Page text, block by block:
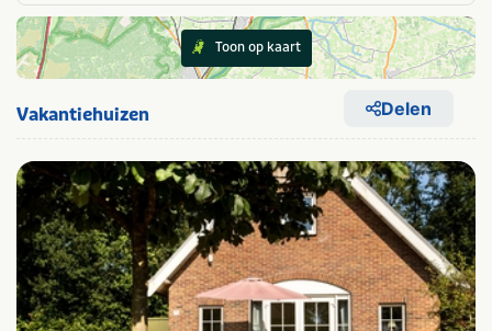
Toon op kaart
Vakantiehuizen Delen